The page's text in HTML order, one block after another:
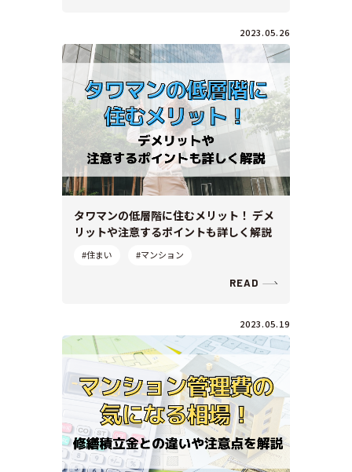
2023.05.26
タワマンの低層階に住むメリット！ デメ
リットや注意するポイントも詳しく解説
#住まい #マンション
READ
2023.05.19